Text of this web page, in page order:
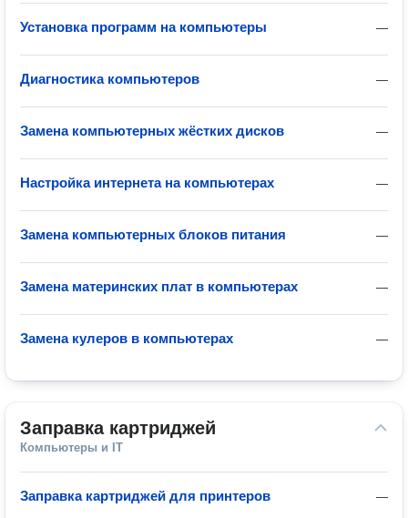
—
Установка программ на компьютеры
—
Диагностика компьютеров
—
Замена компьютерных жёстких дисков
—
Настройка интернета на компьютерах
—
Замена компьютерных блоков питания
—
Замена материнских плат в компьютерах
—
Замена кулеров в компьютерах
Заправка картриджей
Компьютеры и IT
—
Заправка картриджей для принтеров